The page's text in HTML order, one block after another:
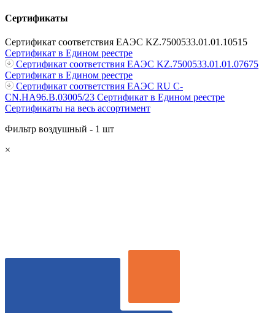
Сертификаты
Сертификат соответствия ЕАЭС KZ.7500533.01.01.10515
Сертификат в Едином реестре
Сертификат соответствия ЕАЭС KZ.7500533.01.01.07675
Сертификат в Едином реестре
Сертификат соответствия ЕАЭС RU С-
CN.НА96.В.03005/23 Сертификат в Едином реестре
Сертификаты на весь ассортимент
Фильтр воздушный - 1 шт
×